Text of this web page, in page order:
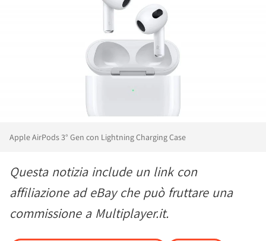
Apple AirPods 3° Gen con Lightning Charging Case
Questa notizia include un link con
affiliazione ad eBay che può fruttare una
commissione a Multiplayer.it.